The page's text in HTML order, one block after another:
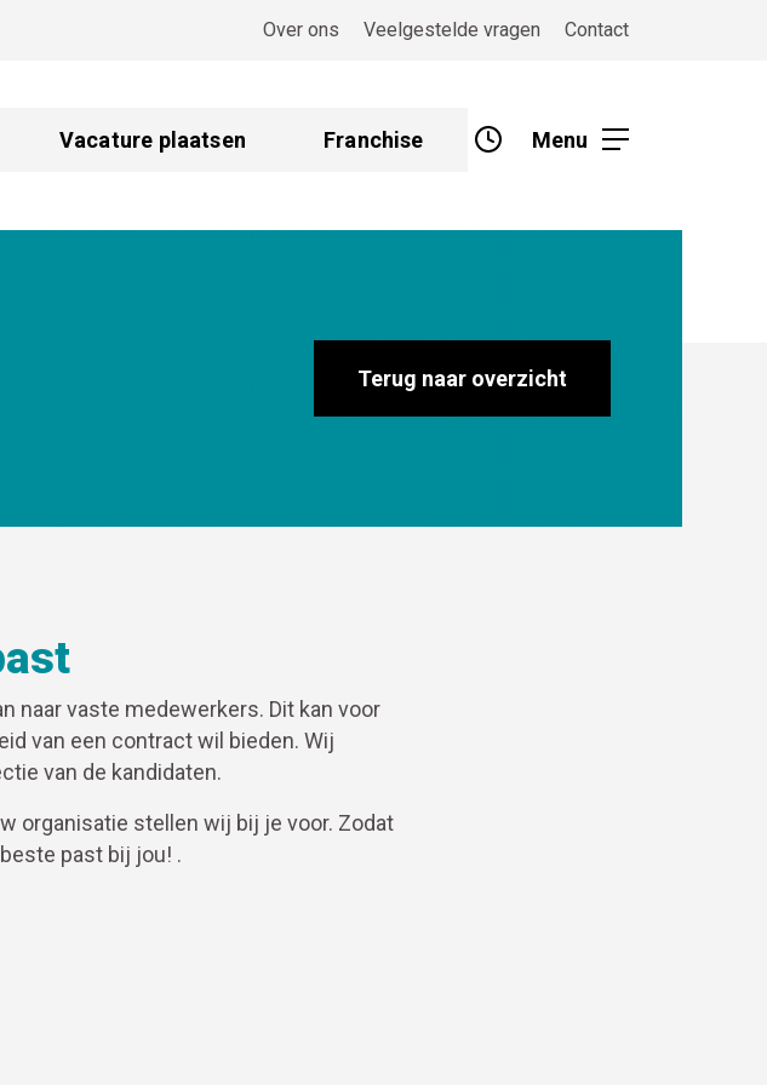
Over ons Veelgestelde vragen Contact
Vacature plaatsen Franchise Menu
Terug naar overzicht
naar vaste medewerkers. Dit kan voor
van een contract wil bieden. Wij
van de kandidaten.
organisatie stellen wij bij je voor. Zodat
past bij jou! .